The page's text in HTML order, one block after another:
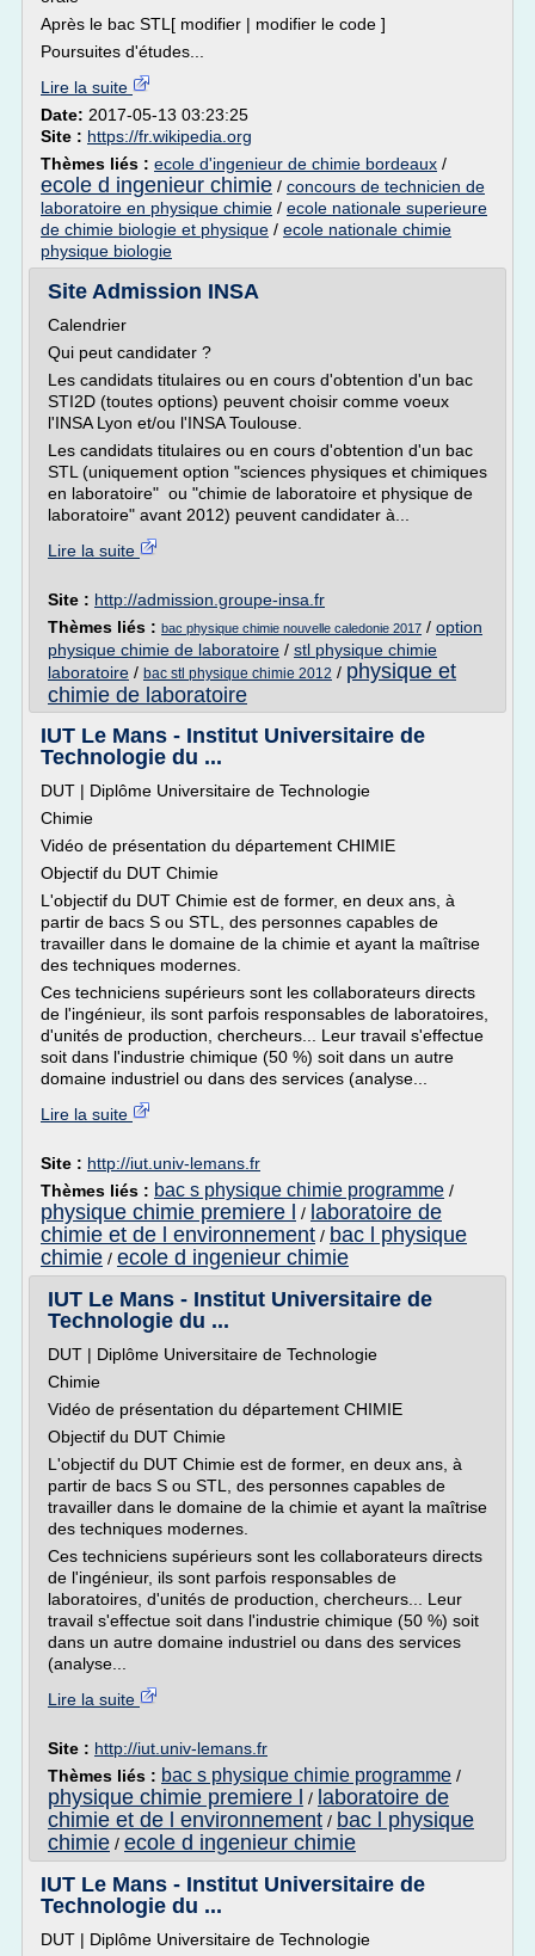
Après le bac STL[ modifier | modifier le code ]
Poursuites d'études...
Lire la suite
Date: 2017-05-13 03:23:25
Site : https://fr.wikipedia.org
Thèmes liés : ecole d'ingenieur de chimie bordeaux /
ecole d ingenieur chimie / concours de technicien de
laboratoire en physique chimie / ecole nationale superieure
de chimie biologie et physique / ecole nationale chimie
physique biologie
Site Admission INSA
Calendrier
Qui peut candidater ?
Les candidats titulaires ou en cours d'obtention d'un bac
STI2D (toutes options) peuvent choisir comme voeux
l'INSA Lyon et/ou l'INSA Toulouse.
Les candidats titulaires ou en cours d'obtention d'un bac
STL (uniquement option "sciences physiques et chimiques
en laboratoire" ou "chimie de laboratoire et physique de
laboratoire" avant 2012) peuvent candidater à...
Lire la suite
Site : http://admission.groupe-insa.fr
Thèmes liés : bac physique chimie nouvelle caledonie 2017 / option
physique chimie de laboratoire / stl physique chimie
laboratoire / bac stl physique chimie 2012 / physique et
chimie de laboratoire
IUT Le Mans - Institut Universitaire de
Technologie du ...
DUT | Diplôme Universitaire de Technologie
Chimie
Vidéo de présentation du département CHIMIE
Objectif du DUT Chimie
L'objectif du DUT Chimie est de former, en deux ans, à
partir de bacs S ou STL, des personnes capables de
travailler dans le domaine de la chimie et ayant la maîtrise
des techniques modernes.
Ces techniciens supérieurs sont les collaborateurs directs
de l'ingénieur, ils sont parfois responsables de laboratoires,
d'unités de production, chercheurs... Leur travail s'effectue
soit dans l'industrie chimique (50 %) soit dans un autre
domaine industriel ou dans des services (analyse...
Lire la suite
Site : http://iut.univ-lemans.fr
Thèmes liés : bac s physique chimie programme /
physique chimie premiere l / laboratoire de
chimie et de l environnement / bac l physique
chimie / ecole d ingenieur chimie
IUT Le Mans - Institut Universitaire de
Technologie du ...
DUT | Diplôme Universitaire de Technologie
Chimie
Vidéo de présentation du département CHIMIE
Objectif du DUT Chimie
L'objectif du DUT Chimie est de former, en deux ans, à
partir de bacs S ou STL, des personnes capables de
travailler dans le domaine de la chimie et ayant la maîtrise
des techniques modernes.
Ces techniciens supérieurs sont les collaborateurs directs
de l'ingénieur, ils sont parfois responsables de
laboratoires, d'unités de production, chercheurs... Leur
travail s'effectue soit dans l'industrie chimique (50 %) soit
dans un autre domaine industriel ou dans des services
(analyse...
Lire la suite
Site : http://iut.univ-lemans.fr
Thèmes liés : bac s physique chimie programme /
physique chimie premiere l / laboratoire de
chimie et de l environnement / bac l physique
chimie / ecole d ingenieur chimie
IUT Le Mans - Institut Universitaire de
Technologie du ...
DUT | Diplôme Universitaire de Technologie